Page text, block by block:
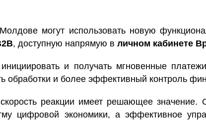
могут использовать новую
, доступную напрямую в личном кабинете
и получать мгновенные
обработки и более эффективный контроль
реакции имеет решающее значение.
цифровой экономики, а эффективное